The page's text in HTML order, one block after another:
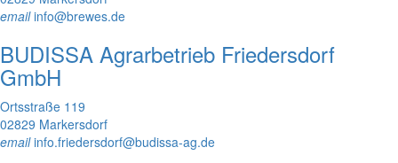
emailinfo@brewes.de
BUDISSA Agrarbetrieb Friedersdorf
GmbH
Ortsstraße 119
02829 Markersdorf
emailinfo.friedersdorf@budissa-ag.de